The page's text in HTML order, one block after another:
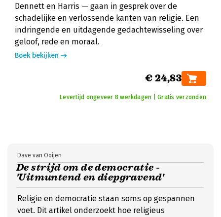
Dennett en Harris — gaan in gesprek over de
schadelijke en verlossende kanten van religie. Een
indringende en uitdagende gedachtewisseling over
geloof, rede en moraal.
Boek bekijken
€ 24,83
Levertijd ongeveer 8 werkdagen | Gratis verzonden
De strijd om de democratie -
'Uitmuntend en diepgravend'
Dave van Ooijen
Religie en democratie staan soms op gespannen
voet. Dit artikel onderzoekt hoe religieus